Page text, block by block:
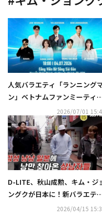
人気バラエティ「ランニング
ン」ベトナムファンミーティ
グが急遽中止に…非難の声も
2026/07/01
D-LITE、秋山成勲、キム・ジ
ングクが日本に！新バラエテ
「サンナムジャの旅行法」予
2026/04/15